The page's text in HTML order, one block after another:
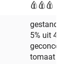
5% uit 40
tomaat